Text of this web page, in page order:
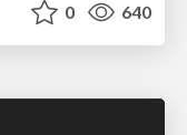
0 640